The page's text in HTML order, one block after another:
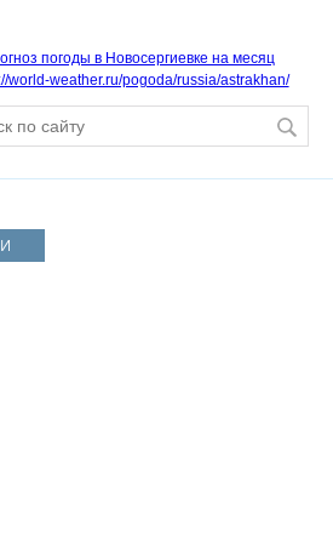
погоды в Новосергиевке на месяц
world-weather.ru/pogoda/russia/astrakhan/